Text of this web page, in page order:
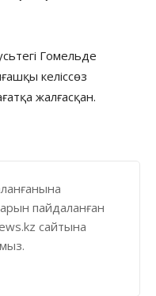
Гомельде
келіссөз
жалғасқан.
пайдаланған
сайтына